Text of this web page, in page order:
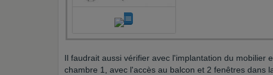
Il faudrait aussi vérifier avec l'implantation du mobilier
chambre 1, avec l'accès au balcon et 2 fenêtres dans